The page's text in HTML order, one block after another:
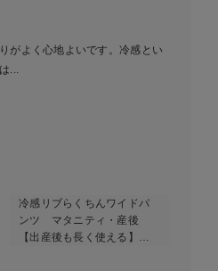
がよく心地よいです。冷感とい
...
冷感リブらくちんワイドパ
ンツ マタニティ・産後
【出産後も長く使える】